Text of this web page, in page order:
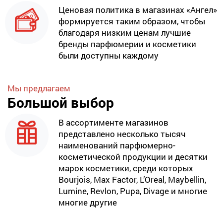
Ценовая политика в магазинах «Ангел»
формируется таким образом, чтобы
благодаря низким ценам лучшие
бренды парфюмерии и косметики
были доступны каждому
Мы предлагаем
Большой выбор
В ассортименте магазинов
представлено несколько тысяч
наименований парфюмерно-
косметической продукции и десятки
марок косметики, среди которых
Bourjois, Max Factor, L’Oreal, Maybellin,
Lumine, Revlon, Pupa, Divage и многие
многие другие